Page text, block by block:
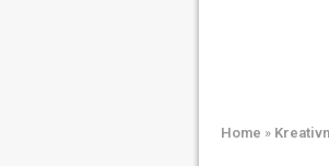
Home »